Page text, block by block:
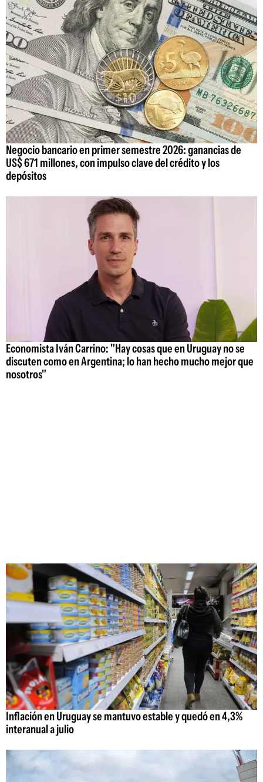
Negocio bancario en primer semestre 2026: ganancias de
US$ 671 millones, con impulso clave del crédito y los
depósitos
Economista Iván Carrino: "Hay cosas que en Uruguay no se
discuten como en Argentina; lo han hecho mucho mejor que
nosotros"
Inflación en Uruguay se mantuvo estable y quedó en 4,3%
interanual a julio